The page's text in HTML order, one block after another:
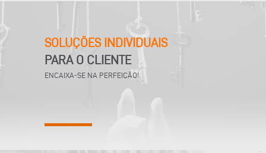
SOLUÇÕES INDIVIDUAIS
PARA O CLIENTE
ENCAIXA-SE NA PERFEIÇÃO!